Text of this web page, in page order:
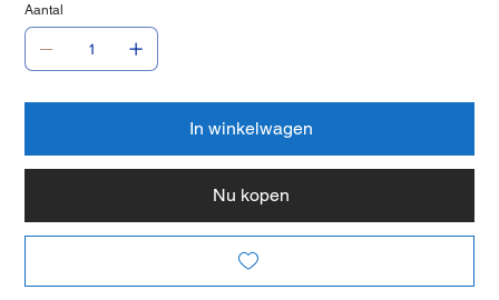
Aantal
In winkelwagen
Nu kopen